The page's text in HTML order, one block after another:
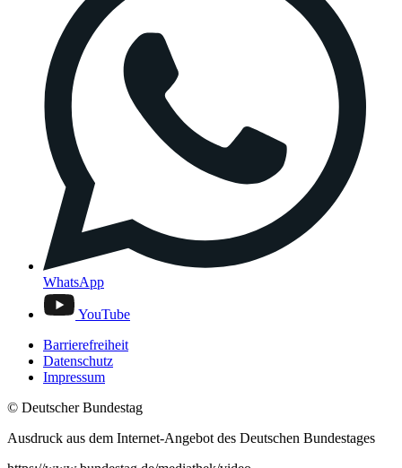
WhatsApp
YouTube
Barrierefreiheit
Datenschutz
Impressum
© Deutscher Bundestag
Ausdruck aus dem Internet-Angebot des Deutschen Bundestages